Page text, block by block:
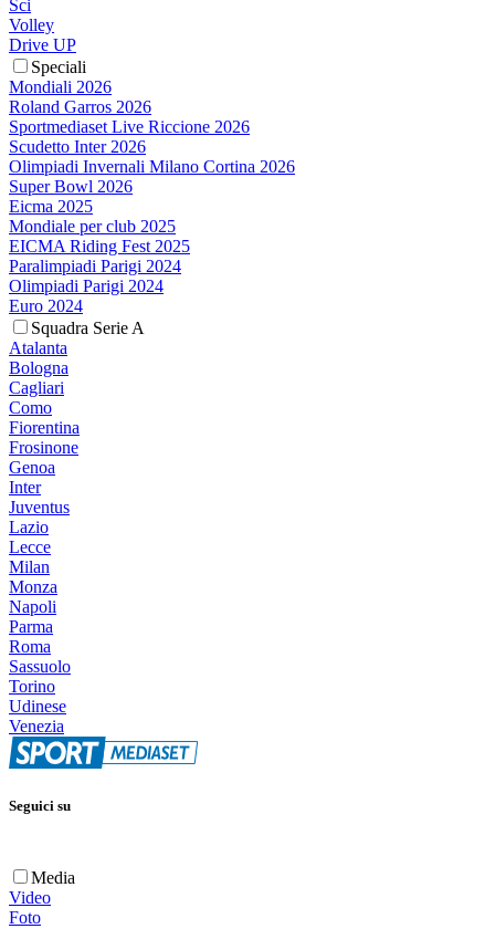
Sci
Volley
Drive UP
Speciali
Mondiali 2026
Roland Garros 2026
Sportmediaset Live Riccione 2026
Scudetto Inter 2026
Olimpiadi Invernali Milano Cortina 2026
Super Bowl 2026
Eicma 2025
Mondiale per club 2025
EICMA Riding Fest 2025
Paralimpiadi Parigi 2024
Olimpiadi Parigi 2024
Euro 2024
Squadra Serie A
Atalanta
Bologna
Cagliari
Como
Fiorentina
Frosinone
Genoa
Inter
Juventus
Lazio
Lecce
Milan
Monza
Napoli
Parma
Roma
Sassuolo
Torino
Udinese
Venezia
Seguici su
Media
Video
Foto